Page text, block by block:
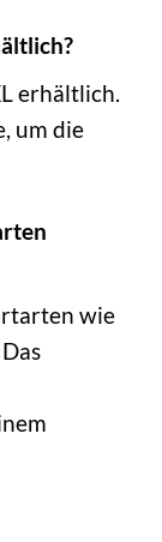
erhältlich.
um die
wie